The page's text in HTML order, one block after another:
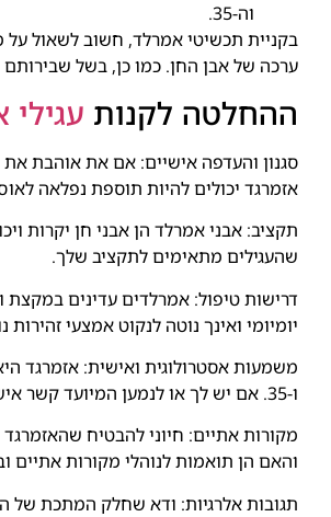
וה-35.
בקניית תכשיטי אמרלד, חשוב לשאול על
ערכה של אבן החן. כמו כן, בשל שבירותם
ההחלטה לקנות
סגנון והעדפה אישיים: אם את אוהבת
אזמרגד יכולים להיות תוספת נפלאה
תקציב: אבני אמרלד הן אבני חן יקרות
שהעגילים מתאימים לתקציב שלך.
דרישות טיפול: אמרלדים עדינים במקצת
יומיומי ואינך נוטה לנקוט אמצעי
ו-35. אם יש לך או לנמען המיועד קשר אישי לתאריכים אלו, זה יכול להוסיף משמעות לעגילים.
מקורות אתיים: חיוני להבטיח
והאם הן תואמות לנוהלי מקורות אתיים
תגובות אלרגיות: ודא שחלק המתכת של